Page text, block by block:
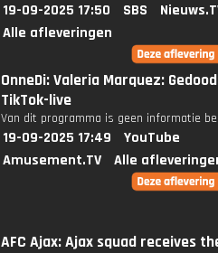
19-09-2025 17:50 SBS
Alle afleveringen
OnneDi: Valeria Marquez:
TikTok-live
Van dit programma is geen informatie
19-09-2025 17:49
YouTube
Amusement.TV
Alle
AFC Ajax: Ajax squad receives